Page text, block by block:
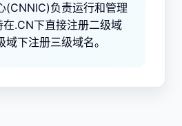
(CNNIC)负责运行和管理
.CN下直接注册二级域
下注册三级域名。